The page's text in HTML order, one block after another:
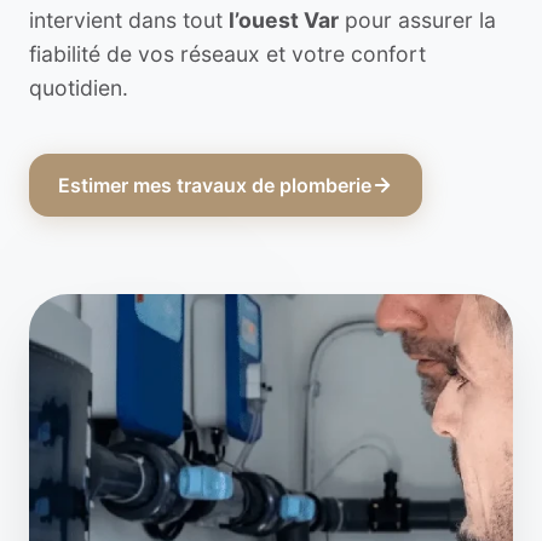
intervient dans tout l’ouest Var pour assurer la
fiabilité de vos réseaux et votre confort
quotidien.
Estimer mes travaux de plomberie